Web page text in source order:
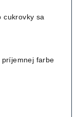
cukrovky sa
farbe